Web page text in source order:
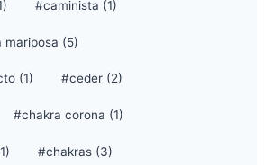
#caminista (1)
mariposa (5)
(1) #ceder (2)
#chakra corona (1)
#chakras (3)